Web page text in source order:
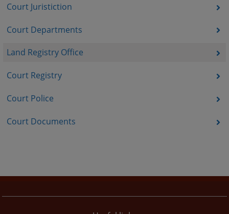
Court Juristiction
Court Departments
Land Registry Office
Court Registry
Court Police
Court Documents